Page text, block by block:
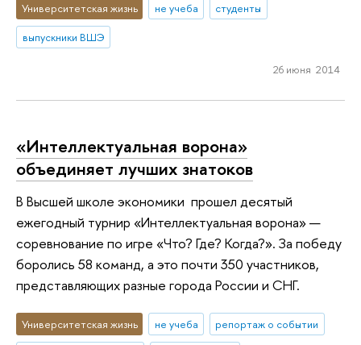
Университетская жизнь не учеба
студенты
выпускники ВШЭ
26 июня 2014
«Интеллектуальная ворона»
объединяет лучших знатоков
В Высшей школе экономики прошел десятый
ежегодный турнир «Интеллектуальная ворона» —
соревнование по игре «Что? Где? Когда?». За победу
боролись 58 команд, а это почти 350 участников,
представляющих разные города России и СНГ.
Университетская жизнь не учеба
репортаж о событии